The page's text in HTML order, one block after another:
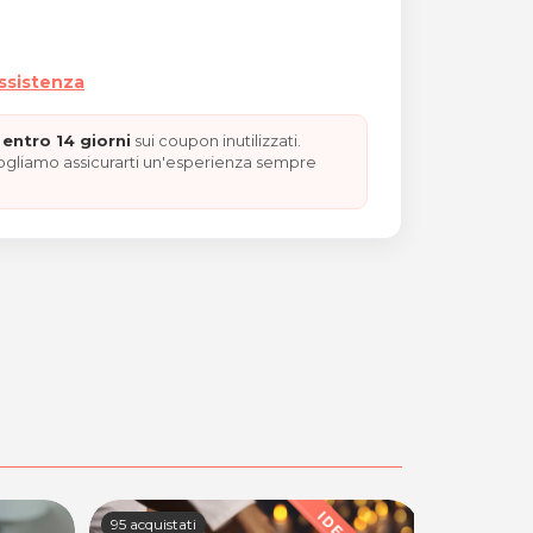
14 giorni sui coupon inutilizzati.
assicurarti un'esperienza sempre
95 acquistati